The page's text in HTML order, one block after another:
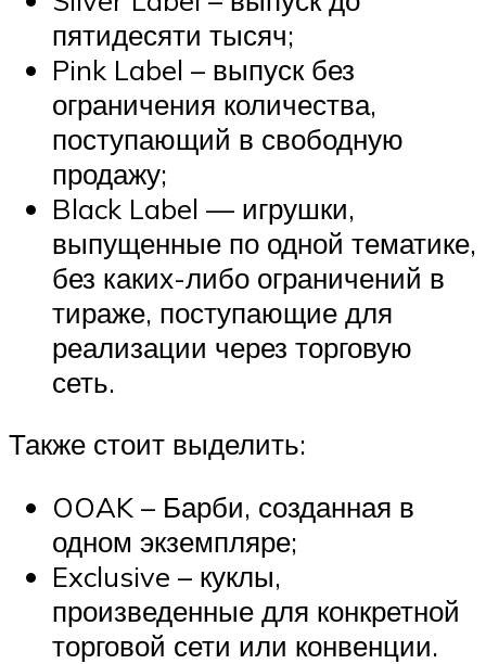
пятидесяти тысяч;
Pink Label – выпуск без
ограничения количества,
поступающий в свободную
продажу;
Black Label — игрушки,
выпущенные по одной тематике,
без каких-либо ограничений в
тираже, поступающие для
реализации через торговую
сеть.
Также стоит выделить:
OOAK – Барби, созданная в
одном экземпляре;
Exclusive – куклы,
произведенные для конкретной
торговой сети или конвенции.